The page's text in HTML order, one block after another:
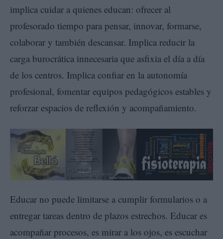
implica cuidar a quienes educan: ofrecer al
profesorado tiempo para pensar, innovar, formarse,
colaborar y también descansar. Implica reducir la
carga burocrática innecesaria que asfixia el día a día
de los centros. Implica confiar en la autonomía
profesional, fomentar equipos pedagógicos estables y
reforzar espacios de reflexión y acompañamiento.
Educar no puede limitarse a cumplir formularios o a
entregar tareas dentro de plazos estrechos. Educar es
acompañar procesos, es mirar a los ojos, es escuchar